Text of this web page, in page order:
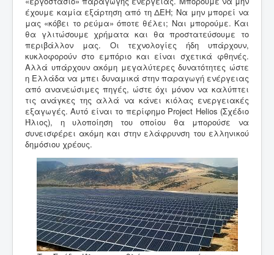
έχουμε καμία εξάρτηση από τη ΔΕΗ; Να μην μπορεί να
μας «κόβει το ρεύμα» όποτε θέλει; Ναι μπορούμε. Και
θα γλιτώσουμε χρήματα και θα προστατεύσουμε το
περιβάλλον μας. Οι τεχνολογίες ήδη υπάρχουν,
κυκλοφορούν στο εμπόριο και είναι σχετικά φθηνές.
Αλλά υπάρχουν ακόμη μεγαλύτερες δυνατότητες ώστε
η Ελλάδα να μπει δυναμικά στην παραγωγή ενέργειας
από ανανεώσιμες πηγές, ώστε όχι μόνον να καλύπτει
τις ανάγκες της αλλά να κάνει κιόλας ενεργειακές
εξαγωγές. Αυτό είναι το περίφημο Project Helios (Σχέδιο
Ήλιος), η υλοποίηση του οποίου θα μπορούσε να
συνεισφέρει ακόμη και στην ελάφρυνση του ελληνικού
δημόσιου χρέους.